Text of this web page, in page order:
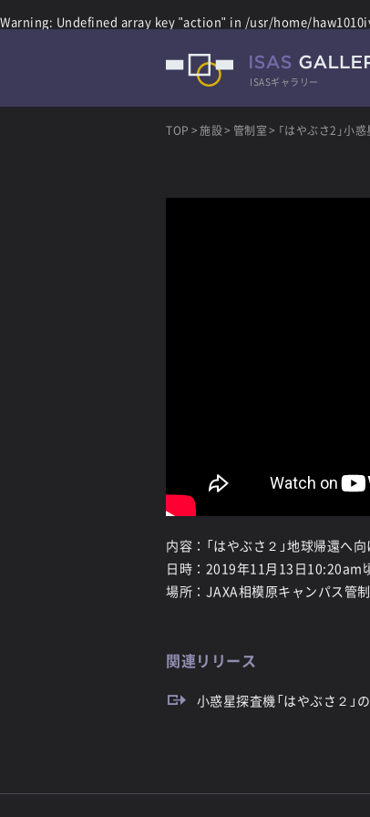
Warning: Undefined array key "action" in /usr/home/
ISASギャラリー
内容：「はやぶさ２」地球帰還
日時：2019年11月13日10:20am
場所：JAXA相模原キャンパス管
関連リリース
小惑星探査機「はやぶさ２」
TOP 施設 管制室 「はやぶさ2」小